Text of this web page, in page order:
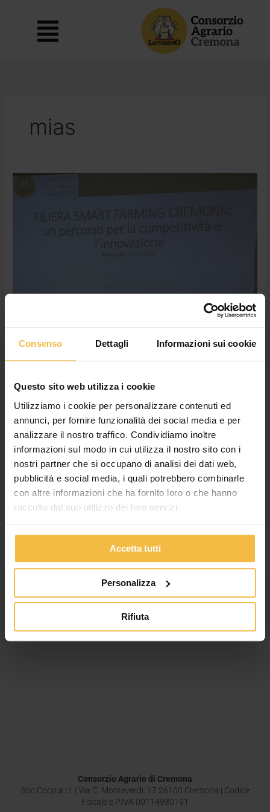
Consenso Dettagli Informazioni sui cookie
Questo sito web utilizza i cookie
Utilizziamo i cookie per personalizzare contenuti ed
annunci, per fornire funzionalità dei social media e per
analizzare il nostro traffico. Condividiamo inoltre
informazioni sul modo in cui utilizza il nostro sito con i
nostri partner che si occupano di analisi dei dati web,
pubblicità e social media, i quali potrebbero combinarle
con altre informazioni che ha fornito loro o che hanno
raccolto dal suo utilizzo dei loro servizi.
Accetta tutti
Personalizza
Rifiuta
contenuto
Main
Menu
mias
PIF: Consorzio Agrario Cremona, un
esempio virtuoso
Lascia un commento /Consorzio,News/Cossetto Giulia
rappresentato per il Consorzio Agrario di Cremona, le sue
aziende e i suoi clienti, l’investimento compiuto grazie a
Regione Lombardia, attraverso il PSR 2014-2020 (PIF, Piano
Integrato di Filiera). E’ un risultato particolarmente
significativo: pochissime realtà del territorio lombardo hanno
avuto la capacità di accedere al Piano […]
PIF:
Consorzio Agrario di Cremona
Soc.Coop.a.r.l. | Via C. Monteverdi, 17 26100 Cremona | Codice
Fiscale e P.IVA 00114930191